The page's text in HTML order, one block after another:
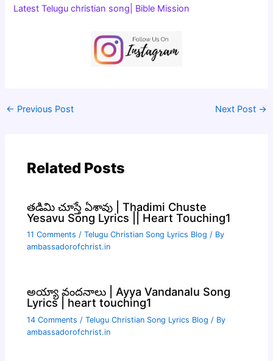
Latest Telugu christian song| Bible Mission
← Previous Post Next Post →
Related Posts
తడిమి చూస్తే ఏశావు | Thadimi Chuste
Yesavu Song Lyrics || Heart Touching1
11 Comments /Telugu Christian Song Lyrics Blog / By
ambassadorofchrist.in
అయ్యా వందనాలు | Ayya Vandanalu Song
Lyrics | heart touching1
14 Comments /Telugu Christian Song Lyrics Blog / By
ambassadorofchrist.in